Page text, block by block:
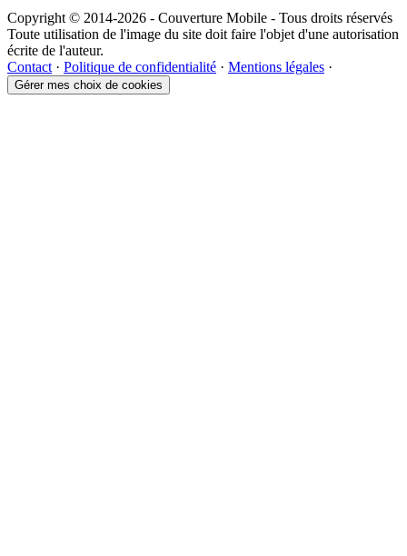
Copyright © 2014-2026 - Couverture Mobile - Tous droits réservés
Toute utilisation de l'image du site doit faire l'objet d'une autorisation
écrite de l'auteur.
Contact · Politique de confidentialité · Mentions légales ·
Gérer mes choix de cookies